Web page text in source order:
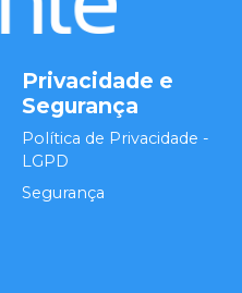
Privacidade e
Segurança
Política de Privacidade -
LGPD
Segurança